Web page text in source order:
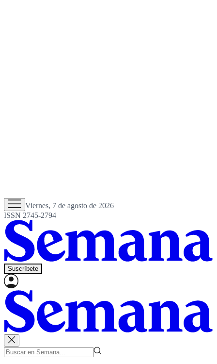
Viernes, 7 de agosto de 2026
ISSN 2745-2794
Suscríbete